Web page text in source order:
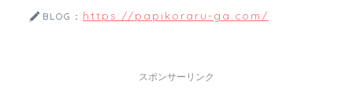
BLOG： https://papikoraru-ga.com/
スポンサーリンク